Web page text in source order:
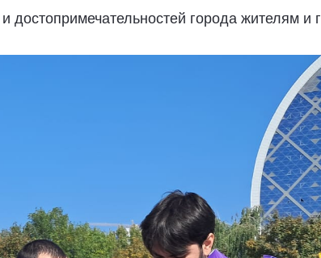
достопримечательностей города жителям и